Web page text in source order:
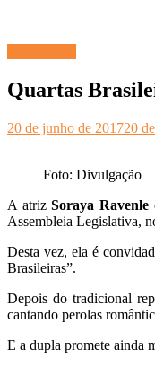
Quartas
20 de junho de 201720
Foto: Divulgação
A atrizSoraya Ravenle
Assembleia Legislativa,
Desta vez, ela é
Brasileiras”.
Depois do tradicional
cantando perolas
E a dupla promete ainda